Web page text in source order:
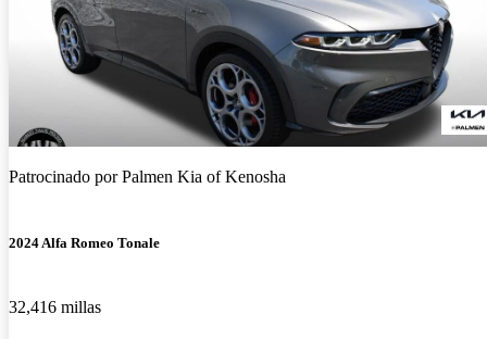
Patrocinado porPalmen Kia of Kenosha
2024 Alfa Romeo Tonale
32,416 millas